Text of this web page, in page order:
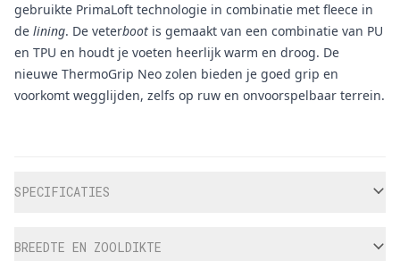
gebruikte PrimaLoft technologie in combinatie met fleece in
de lining. De veterboot is gemaakt van een combinatie van PU
en TPU en houdt je voeten heerlijk warm en droog. De
nieuwe ThermoGrip Neo zolen bieden je goed grip en
voorkomt wegglijden, zelfs op ruw en onvoorspelbaar terrein.
SPECIFICATIES
BREEDTE EN ZOOLDIKTE